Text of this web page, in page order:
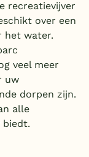
recreatievijver
over een
het water.
veel meer
uw
dorpen zijn.
alle
biedt.